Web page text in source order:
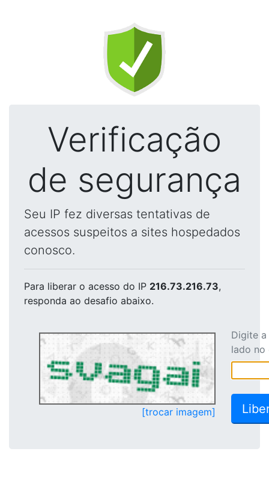
Verificação
de segurança
Seu IP fez diversas tentativas de
acessos suspeitos a sites hospedados
conosco.
Para liberar o acesso do IP 216.73.216.73,
responda ao desafio abaixo.
[trocar imagem]
Digite
lado no